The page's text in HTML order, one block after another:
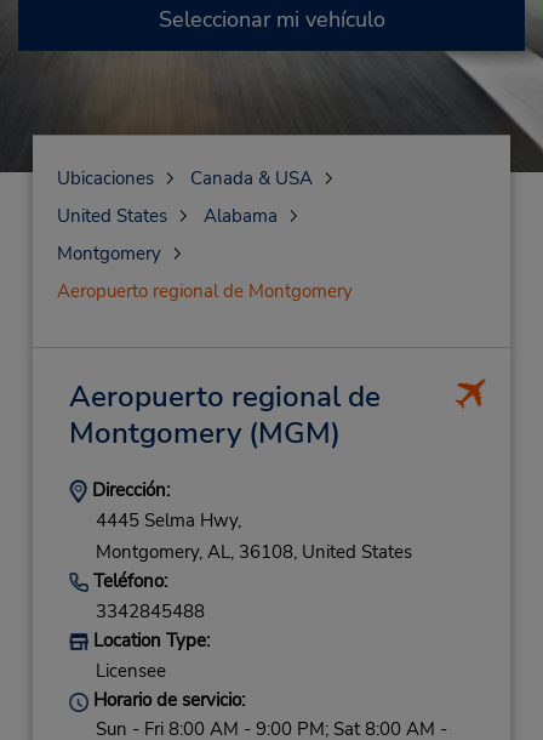
Seleccionar mi vehículo
Ubicaciones
Canada & USA
United States
Alabama
Montgomery
Aeropuerto regional de Montgomery
Aeropuerto regional de
Montgomery(MGM)
Dirección:
4445 Selma Hwy,
Montgomery, AL, 36108, United States
Teléfono:
3342845488
Location Type:
Licensee
Horario de servicio:
Sun - Fri 8:00 AM - 9:00 PM; Sat 8:00 AM -